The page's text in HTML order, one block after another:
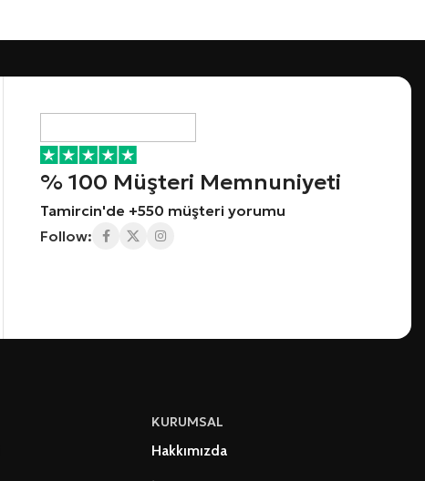
% 100 Müşteri Memnuniyeti
Tamircin'de +550 müşteri yorumu
Follow:
KURUMSAL
Hakkımızda